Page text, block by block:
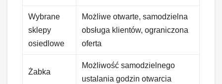
Wybrane
sklepy
osiedlowe
Możliwe otwarte, samodzielna
obsługa klientów, ograniczona
oferta
Żabka
Możliwość samodzielnego
ustalania godzin otwarcia